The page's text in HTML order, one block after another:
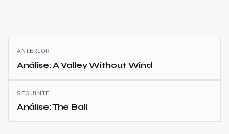
Navegação
de
artigos
ANTERIOR
Análise: A Valley Without Wind
SEGUINTE
Análise: The Ball